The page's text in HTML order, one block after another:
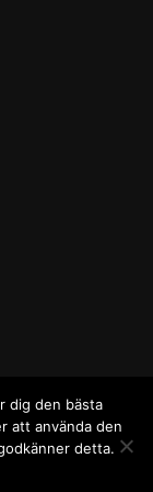
Blåvand
på
Themes, powered
dig den bästa
att använda den
detta.